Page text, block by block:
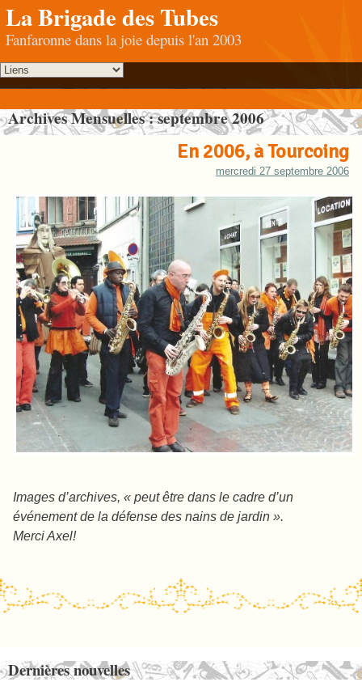
La Brigade des Tubes
Fanfaronne dans la joie depuis l'an 2003
Archives Mensuelles :septembre 2006
En 2006, à Tourcoing
mercredi 27 septembre 2006
Images d’archives, « peut être dans le cadre d’un
événement de la défense des nains de jardin ».
Merci Axel!
Post navigation
Dernières nouvelles